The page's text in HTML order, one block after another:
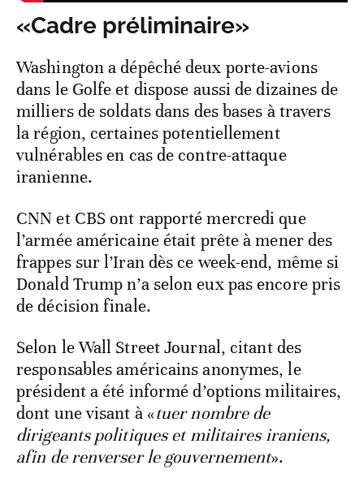
«Cadre préliminaire»
Washington a dépêché deux porte-avions
dans le Golfe et dispose aussi de dizaines de
milliers de soldats dans des bases à travers
la région, certaines potentiellement
vulnérables en cas de contre-attaque
iranienne.
CNN et CBS ont rapporté mercredi que
l’armée américaine était prête à mener des
frappes sur l’Iran dès ce week-end, même si
Donald Trump n’a selon eux pas encore pris
de décision finale.
Selon le Wall Street Journal, citant des
responsables américains anonymes, le
président a été informé d’options militaires,
dont une visant à «tuer nombre de
dirigeants politiques et militaires iraniens,
afin de renverser le gouvernement».